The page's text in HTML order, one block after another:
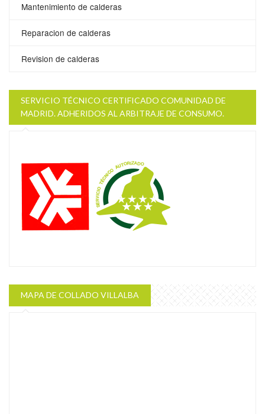
Mantenimiento de calderas
Reparacion de calderas
Revision de calderas
SERVICIO TÉCNICO CERTIFICADO COMUNIDAD DE
MADRID. ADHERIDOS AL ARBITRAJE DE CONSUMO.
MAPA DE COLLADO VILLALBA